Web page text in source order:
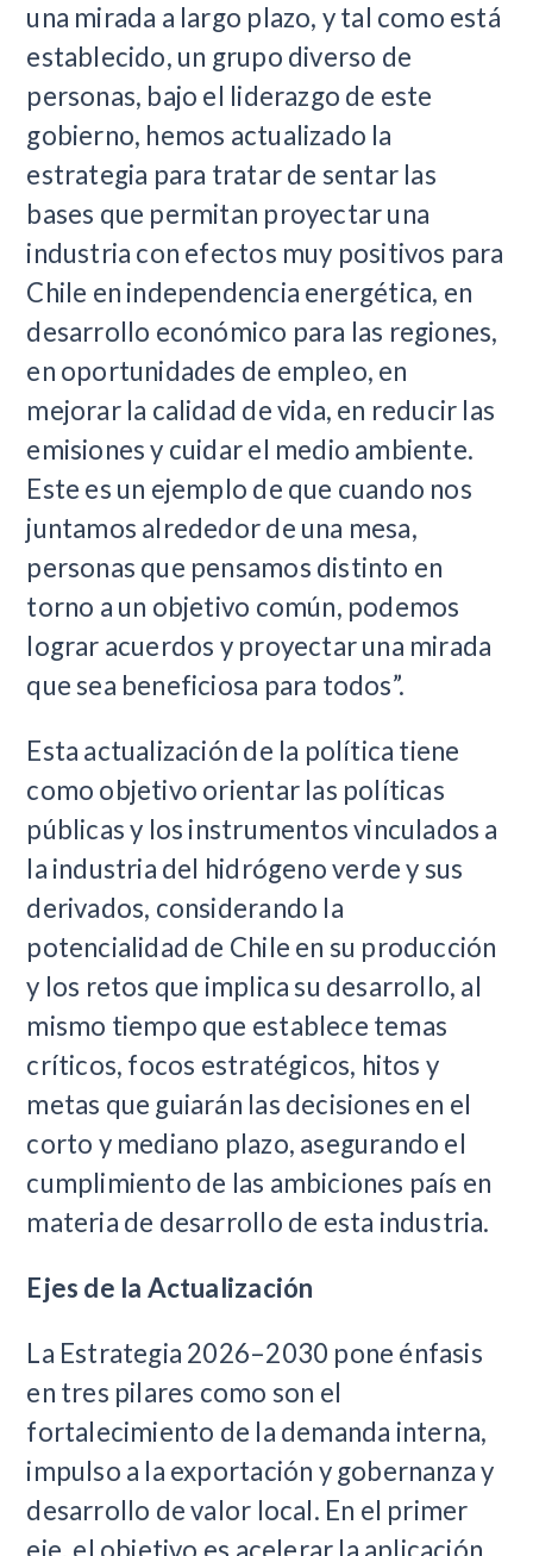
una mirada a largo plazo, y tal como está
establecido, un grupo diverso de
personas, bajo el liderazgo de este
gobierno, hemos actualizado la
estrategia para tratar de sentar las
bases que permitan proyectar una
industria con efectos muy positivos para
Chile en independencia energética, en
desarrollo económico para las regiones,
en oportunidades de empleo, en
mejorar la calidad de vida, en reducir las
emisiones y cuidar el medio ambiente.
Este es un ejemplo de que cuando nos
juntamos alrededor de una mesa,
personas que pensamos distinto en
torno a un objetivo común, podemos
lograr acuerdos y proyectar una mirada
que sea beneficiosa para todos”.
Esta actualización de la política tiene
como objetivo orientar las políticas
públicas y los instrumentos vinculados a
la industria del hidrógeno verde y sus
derivados, considerando la
potencialidad de Chile en su producción
y los retos que implica su desarrollo, al
mismo tiempo que establece temas
críticos, focos estratégicos, hitos y
metas que guiarán las decisiones en el
corto y mediano plazo, asegurando el
cumplimiento de las ambiciones país en
materia de desarrollo de esta industria.
Ejes de la Actualización
La Estrategia 2026–2030 pone énfasis
en tres pilares como son el
fortalecimiento de la demanda interna,
impulso a la exportación y gobernanza y
desarrollo de valor local. En el primer
eje, el objetivo es acelerar la aplicación